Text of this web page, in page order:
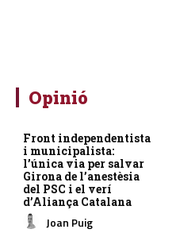
Opinió
Front independentista
i municipalista:
l’única via per salvar
Girona de l’anestèsia
del PSC i el verí
d’Aliança Catalana
Joan Puig